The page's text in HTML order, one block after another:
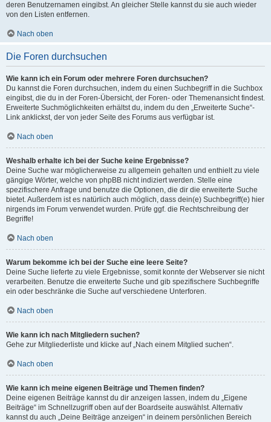
deren Benutzernamen eingibst. An gleicher Stelle kannst du sie auch wieder
von den Listen entfernen.
Nach oben
Die Foren durchsuchen
Wie kann ich ein Forum oder mehrere Foren durchsuchen?
Du kannst die Foren durchsuchen, indem du einen Suchbegriff in die Suchbox
eingibst, die du in der Foren-Übersicht, der Foren- oder Themenansicht findest.
Erweiterte Suchmöglichkeiten erhältst du, indem du den „Erweiterte Suche“-
Link anklickst, der von jeder Seite des Forums aus verfügbar ist.
Nach oben
Weshalb erhalte ich bei der Suche keine Ergebnisse?
Deine Suche war möglicherweise zu allgemein gehalten und enthielt zu viele
gängige Wörter, welche von phpBB nicht indiziert werden. Stelle eine
spezifischere Anfrage und benutze die Optionen, die dir die erweiterte Suche
bietet. Außerdem ist es natürlich auch möglich, dass dein(e) Suchbegriff(e) hier
nirgends im Forum verwendet wurden. Prüfe ggf. die Rechtschreibung der
Begriffe!
Nach oben
Warum bekomme ich bei der Suche eine leere Seite?
Deine Suche lieferte zu viele Ergebnisse, somit konnte der Webserver sie nicht
verarbeiten. Benutze die erweiterte Suche und gib spezifischere Suchbegriffe
ein oder beschränke die Suche auf verschiedene Unterforen.
Nach oben
Wie kann ich nach Mitgliedern suchen?
Gehe zur Mitgliederliste und klicke auf „Nach einem Mitglied suchen“.
Nach oben
Wie kann ich meine eigenen Beiträge und Themen finden?
Deine eigenen Beiträge kannst du dir anzeigen lassen, indem du „Eigene
Beiträge“ im Schnellzugriff oben auf der Boardseite auswählst. Alternativ
kannst du auch „Deine Beiträge anzeigen“ in deinem persönlichen Bereich